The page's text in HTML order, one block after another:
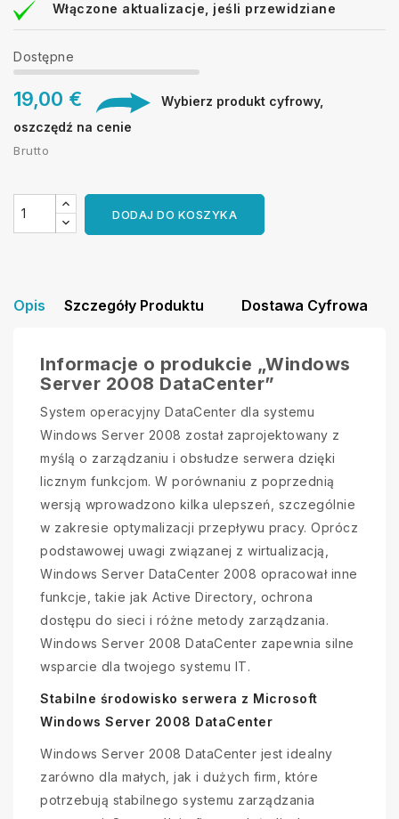
Włączone aktualizacje, jeśli przewidziane
Dostępne
19,00 €
Wybierz produkt cyfrowy,
oszczędź na cenie
Brutto
DODAJ DO KOSZYKA
Opis Szczegóły Produktu Dostawa Cyfrowa
Informacje o produkcie „Windows
Server 2008 DataCenter”
System operacyjny DataCenter dla systemu
Windows Server 2008 został zaprojektowany z
myślą o zarządzaniu i obsłudze serwera dzięki
licznym funkcjom. W porównaniu z poprzednią
wersją wprowadzono kilka ulepszeń, szczególnie
w zakresie optymalizacji przepływu pracy. Oprócz
podstawowej uwagi związanej z wirtualizacją,
Windows Server DataCenter 2008 opracował inne
funkcje, takie jak Active Directory, ochrona
dostępu do sieci i różne metody zarządzania.
Windows Server 2008 DataCenter zapewnia silne
wsparcie dla twojego systemu IT.
Stabilne środowisko serwera z Microsoft
Windows Server 2008 DataCenter
Windows Server 2008 DataCenter jest idealny
zarówno dla małych, jak i dużych firm, które
potrzebują stabilnego systemu zarządzania